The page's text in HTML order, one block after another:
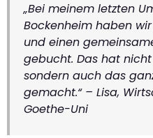
„Bei meinem letzten
Bockenheim haben
und einen
gebucht. Das hat
sondern auch das
gemacht.“ – Lisa,
Goethe-Uni